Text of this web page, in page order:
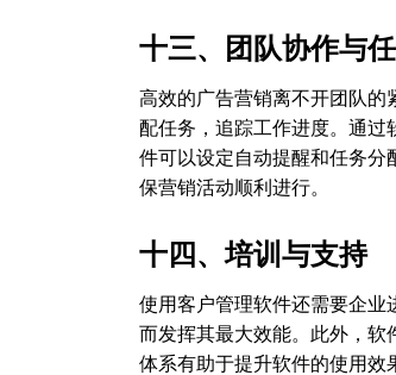
十三、团队协作与
高效的广告营销离不开团队的
配任务，追踪工作进度。通
件可以设定自动提醒和任务分
保营销活动顺利进行。
十四、培训与支持
使用客户管理软件还需要企业
而发挥其最大效能。此外，
体系有助于提升软件的使用效